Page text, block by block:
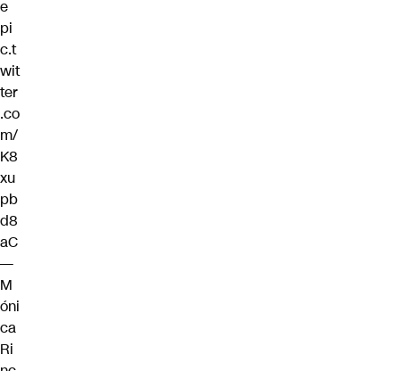
e
pi
c.t
wit
ter
.co
m/
K8
xu
pb
d8
aC
—
M
óni
ca
Ri